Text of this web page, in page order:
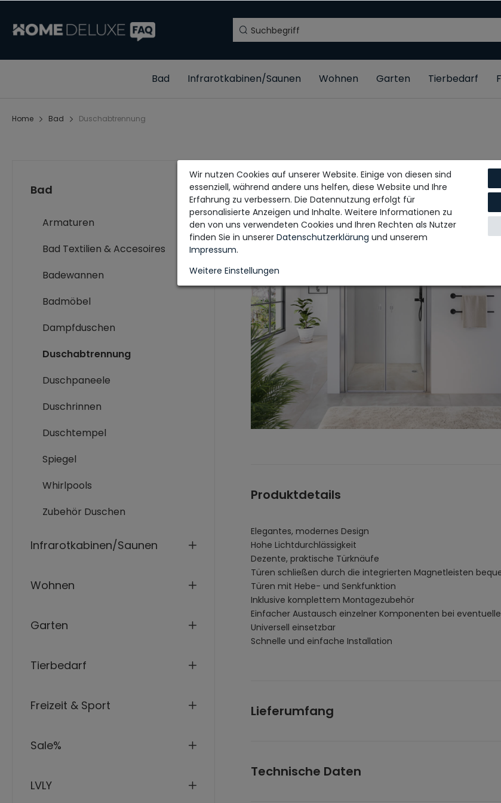
Bad Infrarotkabinen/Saunen Wohnen Garten Tierbedarf
Home Bad Duschabtrennung
Bad
Armaturen
Bad Textilien & Accesoires
Badewannen
Badmöbel
Dampfduschen
Duschabtrennung
Duschpaneele
Duschrinnen
Duschtempel
Spiegel
Whirlpools
Zubehör Duschen
Infrarotkabinen/Saunen
Wohnen
Garten
Tierbedarf
Freizeit & Sport
Sale%
LVLY
Produktdetails
Elegantes, modernes Design
Hohe Lichtdurchlässigkeit
Dezente, praktische Türknäufe
Türen schließen durch die integrierten Magnetleisten
Türen mit Hebe- und Senkfunktion
Inklusive komplettem Montagezubehör
Einfacher Austausch einzelner Komponenten bei
Universell einsetzbar
Schnelle und einfache Installation
Lieferumfang
Montagematerial
Technische Daten
Wir nutzen Cookies auf unserer Website. Einige von diesen sind
essenziell, während andere uns helfen, diese Website und Ihre
Erfahrung zu verbessern. Die Datennutzung erfolgt für
personalisierte Anzeigen und Inhalte. Weitere Informationen zu
den von uns verwendeten Cookies und Ihren Rechten als Nutzer
finden Sie in unserer Daten­schutz­erklärung und unserem
Impressum.
Weitere Einstellungen